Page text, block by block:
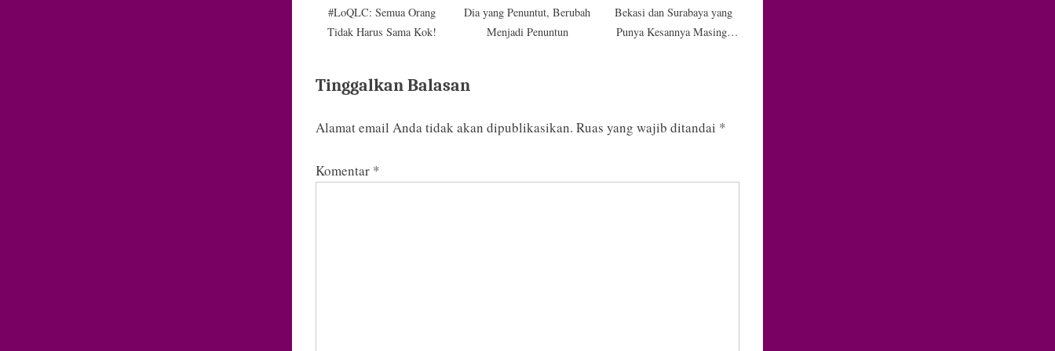
#LoQLC: Semua Orang
Tidak Harus Sama Kok!
Dia yang Penuntut, Berubah
Menjadi Penuntun
Bekasi dan Surabaya yang
Punya Kesannya Masing-
Tinggalkan Balasan
Alamat email Anda tidak akan dipublikasikan. Ruas yang wajib ditandai *
Komentar *